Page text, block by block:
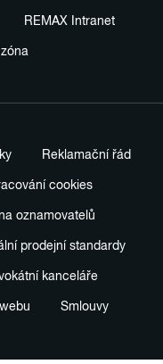
REMAX Intranet
Reklamační řád
cookies
oznamovatelů
prodejní standardy
kanceláře
Smlouvy